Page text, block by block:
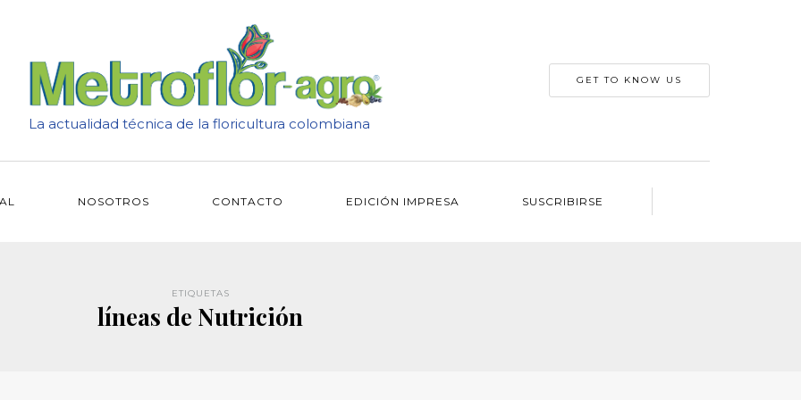
La actualidad técnica de la floricultura colombiana
GET TO KNOW US
NOSOTROS CONTACTO EDICIÓN IMPRESA SUSCRIBIRSE
ETIQUETAS
líneas de Nutrición